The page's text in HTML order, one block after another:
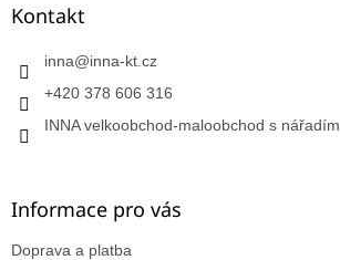
Kontakt
inna@inna-kt.cz
+420 378 606 316
INNA velkoobchod-maloobchod s nářadím
Informace pro vás
Doprava a platba